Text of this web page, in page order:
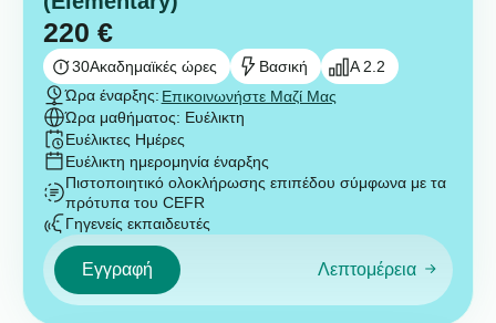
220 €
30Ακαδημαϊκές ώρες Βασική
A 2.2
Ώρα έναρξης: Επικοινωνήστε Μαζί Μας
Ώρα μαθήματος: Ευέλικτη
Ευέλικτες Ημέρες
Ευέλικτη ημερομηνία έναρξης
Πιστοποιητικό ολοκλήρωσης επιπέδου σύμφωνα με τα
πρότυπα του CEFR
Γηγενείς εκπαιδευτές
Εγγραφή Λεπτομέρεια